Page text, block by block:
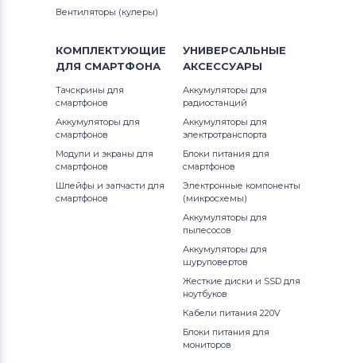
Вентиляторы (кулеры)
КОМПЛЕКТУЮЩИЕ
ДЛЯ СМАРТФОНА
Тачскрины для
смартфонов
Аккумуляторы для
смартфонов
Модули и экраны для
смартфонов
Шлейфы и запчасти для
смартфонов
УНИВЕРСАЛЬНЫЕ
АКСЕССУАРЫ
Аккумуляторы для
радиостанций
Аккумуляторы для
электротранспорта
Блоки питания для
смартфонов
Электронные компоненты
(микросхемы)
Аккумуляторы для
пылесосов
Аккумуляторы для
шуруповертов
Жесткие диски и SSD для
ноутбуков
Кабели питания 220V
Блоки питания для
мониторов